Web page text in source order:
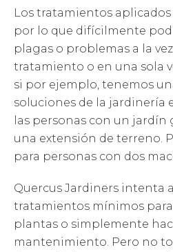
Los tratamientos aplicados
por lo que difícilmente
plagas o problemas a la
tratamiento o en una sola
si por ejemplo, tenemos
soluciones de la jardinería
las personas con un
una extensión de terreno.
para personas con dos
Quercus Jardiners intenta
tratamientos mínimos
plantas o simplemente
mantenimiento. Pero no